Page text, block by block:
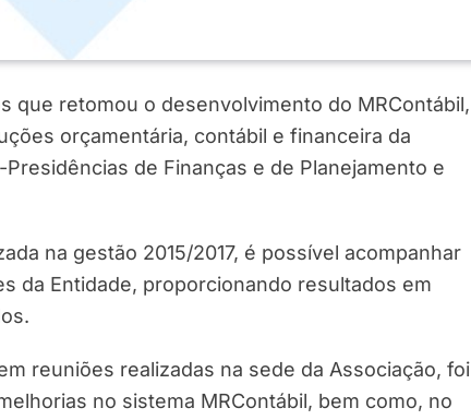
que retomou o desenvolvimento do MRContábil,
orçamentária, contábil e financeira da
de Finanças e de Planejamento e
na gestão 2015/2017, é possível acompanhar
da Entidade, proporcionando resultados em
reuniões realizadas na sede da Associação, foi
no sistema MRContábil, bem como, no